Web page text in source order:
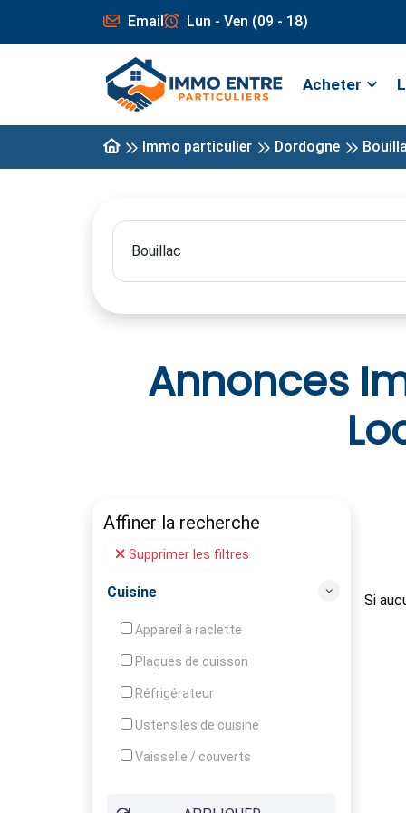
Email Lun - Ven (09 - 18)
Acheter
Immo particulier Dordogne
Annonces
Affiner la recherche
Supprimer les filtres
Cuisine
Appareil à raclette
Plaques de cuisson
Réfrigérateur
Ustensiles de cuisine
Vaisselle / couverts
Si